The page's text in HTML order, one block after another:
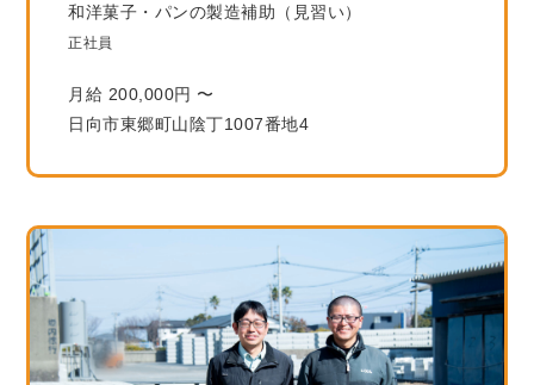
和洋菓子・パンの製造補助（見習い）
正社員
月給 200,000円 〜
日向市東郷町山陰丁1007番地4